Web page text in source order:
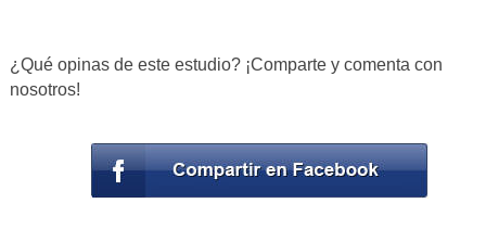
¿Qué opinas de este estudio? ¡Comparte y comenta con
nosotros!